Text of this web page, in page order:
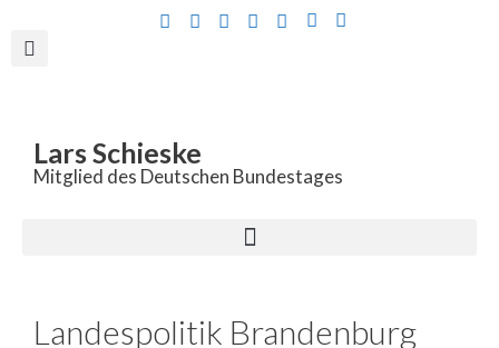
Lars Schieske
Mitglied des Deutschen Bundestages
Landespolitik Brandenburg